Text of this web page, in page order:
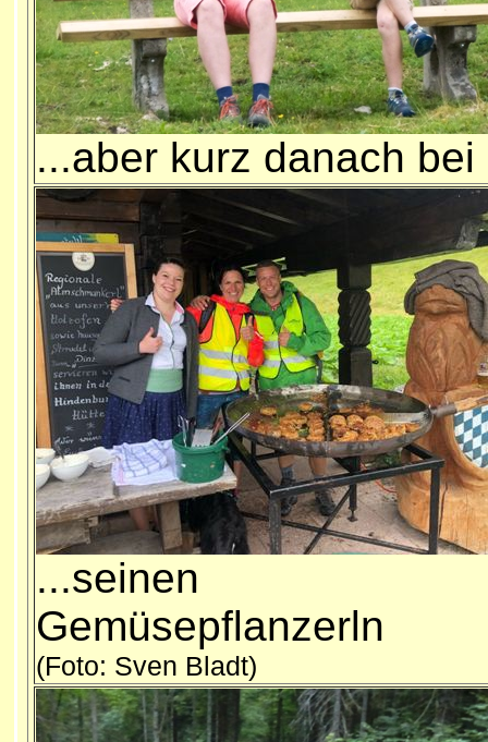
...aber kurz danach bei
...seinen
(Foto: Sven Bladt)